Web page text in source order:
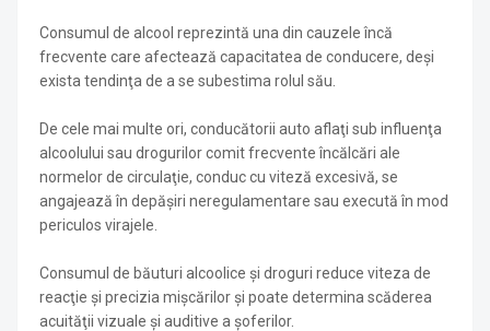
Consumul de alcool reprezintă una din cauzele încă
frecvente care afectează capacitatea de conducere, deşi
exista tendinţa de a se subestima rolul său.
De cele mai multe ori, conducătorii auto aflaţi sub influenţa
alcoolului sau drogurilor comit frecvente încălcări ale
normelor de circulaţie, conduc cu viteză excesivă, se
angajează în depăşiri neregulamentare sau execută în mod
periculos virajele.
Consumul de băuturi alcoolice și droguri reduce viteza de
reacţie şi precizia mişcărilor şi poate determina scăderea
acuităţii vizuale şi auditive a şoferilor.